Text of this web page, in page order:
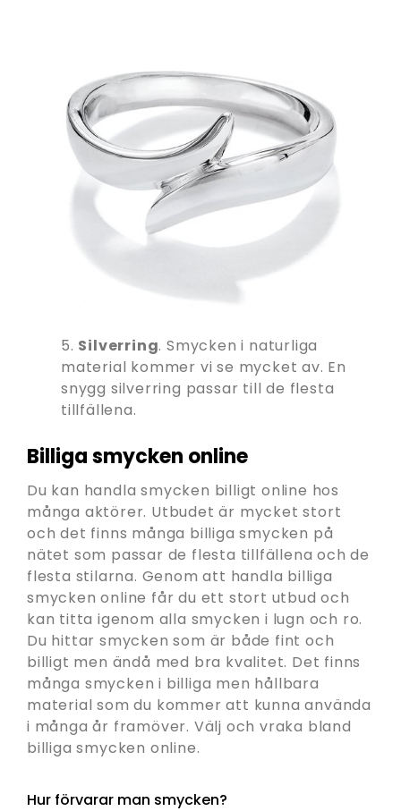
5. Silverring. Smycken i naturliga
material kommer vi se mycket av. En
snygg silverring passar till de flesta
tillfällena.
Billiga smycken online
Du kan handla smycken billigt online hos
många aktörer. Utbudet är mycket stort
och det finns många billiga smycken på
nätet som passar de flesta tillfällena och de
flesta stilarna. Genom att handla billiga
smycken online får du ett stort utbud och
kan titta igenom alla smycken i lugn och ro.
Du hittar smycken som är både fint och
billigt men ändå med bra kvalitet. Det finns
många smycken i billiga men hållbara
material som du kommer att kunna använda
i många år framöver. Välj och vraka bland
billiga smycken online.
Hur förvarar man smycken?